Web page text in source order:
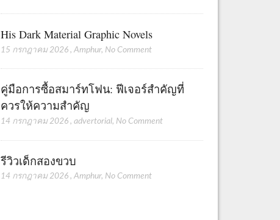
His Dark Material Graphic Novels
15 กรกฎาคม 2026 ,Amphur, No Comment
คู่มือการซื้อสมาร์ทโฟน: ฟีเจอร์สำคัญที่
ควรให้ความสำคัญ
14 กรกฎาคม 2026 ,advertorial, No Comment
รีวิวเด็กสองขวบ
14 กรกฎาคม 2026 ,Amphur, No Comment